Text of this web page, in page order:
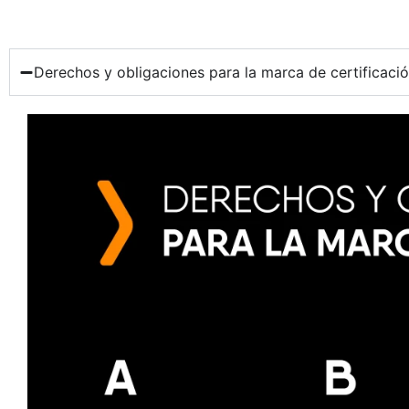
Derechos y obligaciones para la marca de